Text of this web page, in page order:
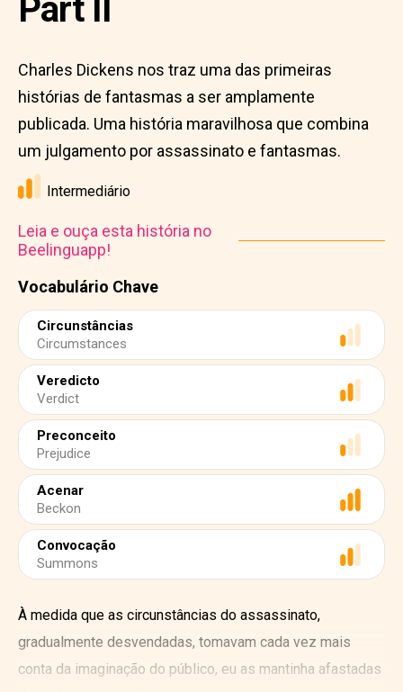
Vocabulário Chave
Circunstâncias
Circumstances
Veredicto
Verdict
Preconceito
Prejudice
Acenar
Beckon
Convocação
Summons
Part II
Charles Dickens nos traz uma das primeiras
histórias de fantasmas a ser amplamente
publicada. Uma história maravilhosa que combina
um julgamento por assassinato e fantasmas.
Intermediário
Leia e ouça esta história no
Beelinguapp!
À medida que as circunstâncias do assassinato,
gradualmente desvendadas, tomavam cada vez mais
conta da imaginação do público, eu as mantinha afastadas